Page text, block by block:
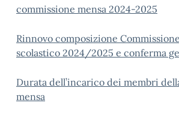
commissione mensa 2024-2025
Rinnovo composizione
scolastico 2024/2025 e conferma
Durata dell’incarico dei membri
mensa